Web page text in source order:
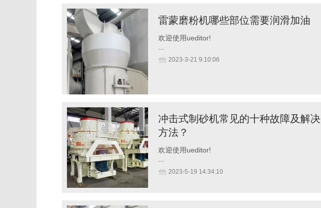
雷蒙磨粉机哪些部位需要润滑加油
欢迎使用ueditor!
…
2023-3-21 9:10:06
冲击式制砂机常见的十种故障及解决
方法？
欢迎使用ueditor!
…
2023-5-19 14:34:10